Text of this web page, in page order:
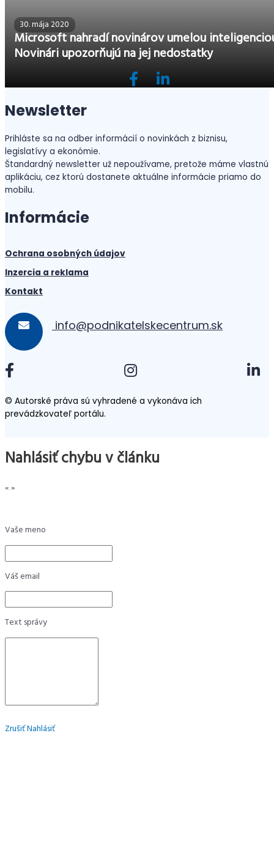
30. mája 2020
Microsoft nahradí novinárov umelou
Novinári upozorňujú na jej nedostatky
Newsletter
Prihláste sa na odber informácií o novinkách z biznisu,
legislatívy a ekonómie.
Štandardný newsletter už nepoužívame, pretože máme vlastnú
aplikáciu, cez ktorú dostanete aktuálne informácie priamo do
mobilu.
Informácie
Ochrana osobných údajov
Inzercia a reklama
Kontakt
info@podnikatelskecentrum.sk
© Autorské práva sú vyhradené a vykonáva ich
prevádzkovateľ portálu.
Nahlásiť chybu v článku
«»
Vaše meno
Váš email
Text správy
ZrušiťNahlásiť